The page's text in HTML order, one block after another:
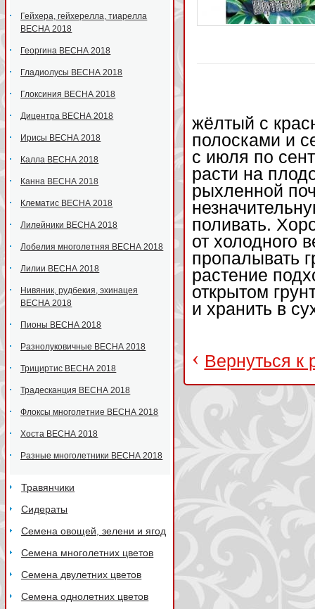
Гейхера, гейхерелла, тиарелла
ВЕСНА 2018
Георгина ВЕСНА 2018
Гладиолусы ВЕСНА 2018
Глоксиния ВЕСНА 2018
Дицентра ВЕСНА 2018
Ирисы ВЕСНА 2018
Калла ВЕСНА 2018
Канна ВЕСНА 2018
Клематис ВЕСНА 2018
Лилейники ВЕСНА 2018
Лобелия многолетняя ВЕСНА 2018
Лилии ВЕСНА 2018
Нивяник, рудбекия, эхинацея
ВЕСНА 2018
Пионы ВЕСНА 2018
Разнолуковичные ВЕСНА 2018
Трициртис ВЕСНА 2018
Традесканция ВЕСНА 2018
Флоксы многолетние ВЕСНА 2018
Хоста ВЕСНА 2018
Разные многолетники ВЕСНА 2018
Травянчики
Сидераты
Семена овощей, зелени и ягод
Семена многолетних цветов
Семена двулетних цветов
Семена однолетних цветов
жёлтый с
полосками и
с июля по
расти на
рыхленной
поливать.
от холодного
пропалывать
растение
открытом
и хранить в
‹ Вернуться к